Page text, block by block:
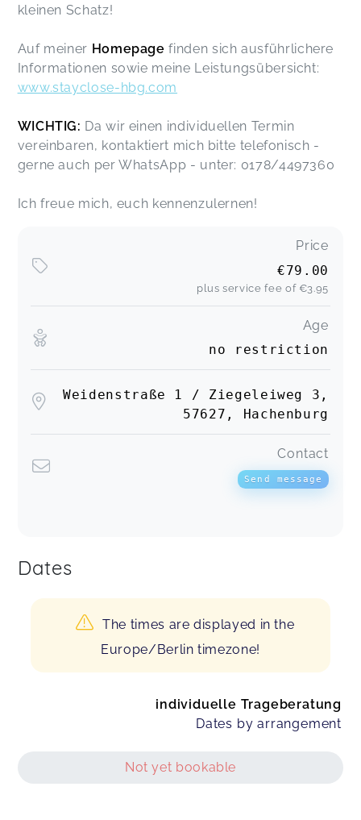
kleinen Schatz!
Auf meiner Homepagefinden sich ausführlichere
Informationen sowie meine Leistungsübersicht:
www.stayclose-hbg.com
WICHTIG: Da wir einen individuellen Termin
vereinbaren, kontaktiert mich bitte telefonisch -
gerne auch per WhatsApp - unter: 0178/4497360
Ich freue mich, euch kennenzulernen!
Price
€79.00
plus service fee of €3.95
Age
no restriction
Weidenstraße 1 / Ziegeleiweg 3,
57627, Hachenburg
Contact
Send message
Dates
The times are displayed in the
Europe/Berlin timezone!
individuelle Trageberatung
Dates by arrangement
Not yet bookable